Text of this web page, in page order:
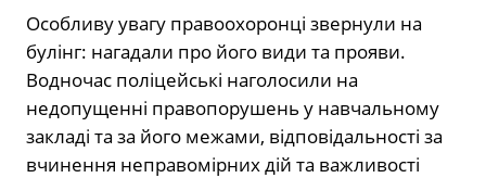
Особливу увагу правоохоронці звернули на
булінг: нагадали про його види та прояви.
Водночас поліцейські наголосили на
недопущенні правопорушень у навчальному
закладі та за його межами, відповідальності за
вчинення неправомірних дій та важливості